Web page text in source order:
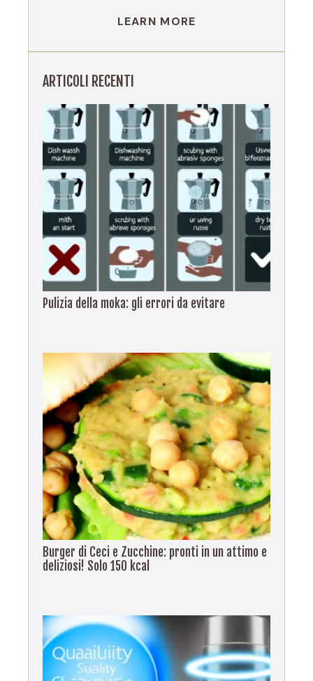
LEARN MORE
ARTICOLI RECENTI
Pulizia della moka: gli errori da evitare
Burger di Ceci e Zucchine: pronti in un attimo e
deliziosi! Solo 150 kcal